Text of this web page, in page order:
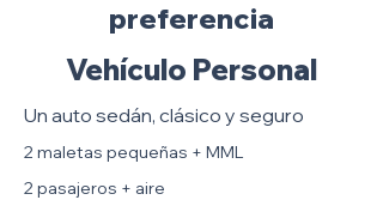
preferencia
Vehículo Personal
Un auto sedán, clásico y seguro
2 maletas pequeñas + MML
2 pasajeros + aire